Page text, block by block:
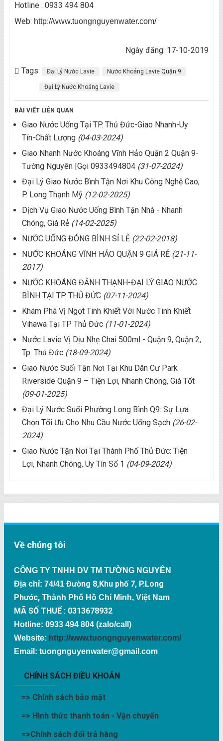
Hotline : 0933 494 804
Web: http://www.tuongnguyenwater.com/
Ngày đăng: 17-10-2019
Tags: Đại Lý Nước Lavie Nước Khoáng Lavie Quận 9
Đại Lý Nước Khoáng Lavie
BÀI VIẾT LIÊN QUAN
Giao Nước Uống Tại TP. Thủ Đức-Giao Nhanh-Uy
Tín-Chất Lượng (04-03-2024)
Giao Nhanh Nước Khoáng Vĩnh Hảo Quận 2 Quận 9-
Tường Nguyên |Gọi 0933494804 (31-07-2024)
Đại Lý Giao Nước Bình Tận Nơi Khu Công Nghệ Cao,
P. Long Thạnh Mỹ (12-02-2025)
Dịch Vụ Giao Nước Uống Bình Tận Nhà - Nhanh
Chóng, Giá Rẻ (14-02-2025)
NƯỚC UỐNG ĐÓNG BÌNH SỈ LẺ (22-02-2018)
NƯỚC KHOÁNG VĨNH HẢO QUẬN 9 GIÁ RẺ (21-11-
2017)
NƯỚC KHOÁNG ĐẢNH THẠNH-ĐẠI LÝ GIAO NƯỚC
BÌNH TẠI TP. THỦ ĐỨC (07-11-2024)
Khám Phá Vị Ngọt Tinh Khiết Với Nước Tinh Khiết
Vihawa Tại TP Thủ Đức (11-01-2024)
Nước Lavie Vị Dịu Nhẹ Chai 500ml - Quận 9, Quận 2,
Tp. Thủ Đức (18-09-2024)
Giao Nước Suối Tận Nơi Tại Khu Dân Cư Park
Riverside Quận 9 – Tiện Lợi, Nhanh Chóng, Giá Tốt
(09-01-2025)
Đại Lý Nước Suối Phường Long Bình Q9: Sự Lựa
Chọn Tối Ưu Cho Nhu Cầu Nước Uống Sạch (26-02-
2024)
Giao Nước Tận Nơi Tại Thành Phố Thủ Đức: Tiện
Lợi, Nhanh Chóng, Uy Tín Số 1 (04-09-2024)
Về chúng tôi
CÔNG TY TNHH DV TM TƯỜNG NGUYÊN
Địa chỉ: 74/41 Đường 8,Khu phố 7, P.Long
Phước, Thành Phố Hồ Chí Minh, Việt Nam
MÃ SỐ THUẾ : 0313678932
Hotline: 0933 494 804 (zalo/call)
Website: http://www.tuongnguyenwater.com/
Email: tuongnguyenwater@gmail.com
CHÍNH SÁCH ĐIỀU KHOẢN
=> Chính sách bảo mật
=> Hình thức thanh toán - Vận chuyển
=>Chính sách đổi trả hàng